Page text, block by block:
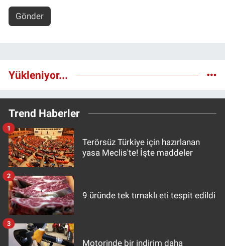
Gönder
Yükleniyor...
Trend Haberler
Terörsüz Türkiye için hazırlanan
yasa Meclis'te! İşte maddeler
1
9 üründe tek tırnaklı eti tespit edildi
2
Motorinde bir indirim daha
3